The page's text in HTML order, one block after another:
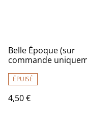
Belle Époque (sur
commande
ÉPUISÉ
4,50 €